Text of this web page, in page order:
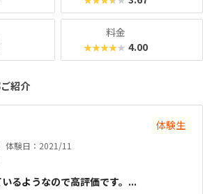
料金
★★★★★ 4.00
紹介
体験生
体験日：2021/11
るようなので高評価です。...